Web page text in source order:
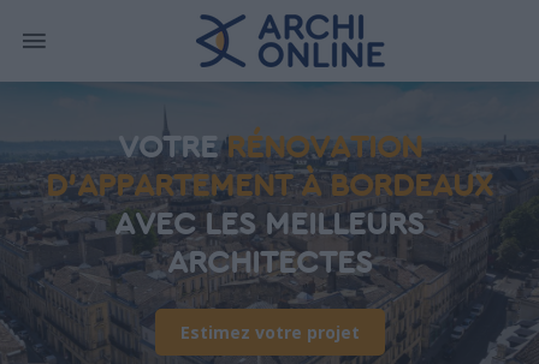
VOTRERÉNOVATION
D'APPARTEMENT À BORDEAUX
AVEC LES MEILLEURS
ARCHITECTES
Estimez votre projet